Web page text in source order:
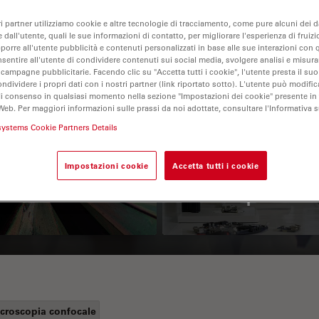
Polarization
Principle
Consider When
Selecting a Stereo
Microscope
confocale
partner utilizziamo cookie e altre tecnologie di tracciamento, come pure alcuni dei
dall'utente, quali le sue informazioni di contatto, per migliorare l'esperienza di
all'utente pubblicità e contenuti personalizzati in base alle sue interazioni con
all'utente di condividere contenuti sui social media, svolgere analisi e
pubblicitarie. Facendo clic su "Accetta tutti i cookie", l'utente presta il
i propri dati con i nostri partner (link riportato sotto). L'utente può
consenso in qualsiasi momento nella sezione "Impostazioni dei cookie" presente
Per maggiori informazioni sulle prassi da noi adottate, consultare l'Informativa
Cookie Partners Details
Impostazioni cookie Accetta tutti i cookie